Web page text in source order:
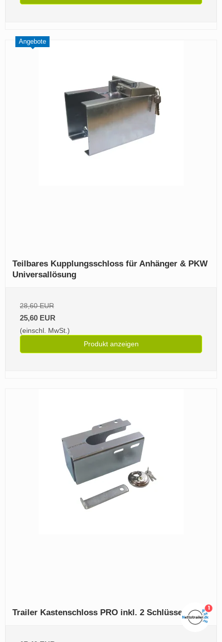
Angebote
Teilbares Kupplungsschloss für Anhänger & PKW
Universallösung
28,60 EUR
25,60 EUR
(einschl. MwSt.)
Produkt anzeigen
Trailer Kastenschloss PRO inkl. 2 Schlüssel 1